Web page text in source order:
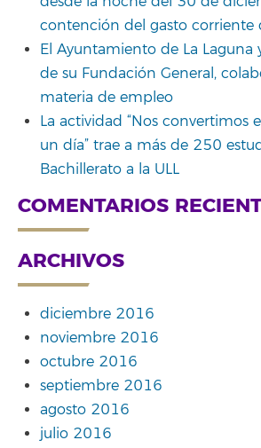
contención del gasto corriente
El Ayuntamiento de La Laguna
de su Fundación General,
materia de empleo
La actividad “Nos convertimos
un día” trae a más de 250
Bachillerato a la ULL
COMENTARIOS
ARCHIVOS
diciembre 2016
noviembre 2016
octubre 2016
septiembre 2016
agosto 2016
julio 2016